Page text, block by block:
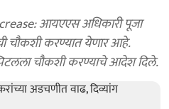
आयएएस अधिकारी पूजा
चौकशी करण्यात येणार आहे.
चौकशी करण्याचे आदेश दिले.